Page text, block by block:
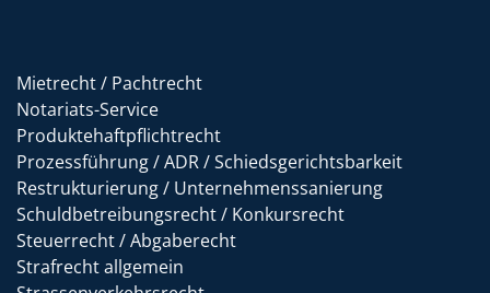
Mietrecht / Pachtrecht
Notariats-Service
Produktehaftpflichtrecht
Prozessführung / ADR / Schiedsgerichtsbarkeit
Restrukturierung / Unternehmenssanierung
Schuldbetreibungsrecht / Konkursrecht
Steuerrecht / Abgaberecht
Strafrecht allgemein